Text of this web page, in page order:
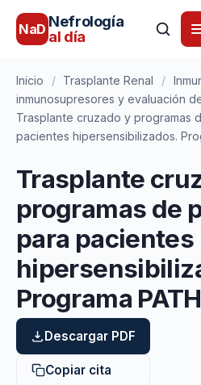
NaD Nefrología
al día
Inicio / Trasplante Renal /
inmunosupresores y evaluación
Trasplante cruzado y programas
pacientes hipersensibilizados.
Trasplante
programas de
para pacientes
Programa
Descargar PDF
Copiar cita